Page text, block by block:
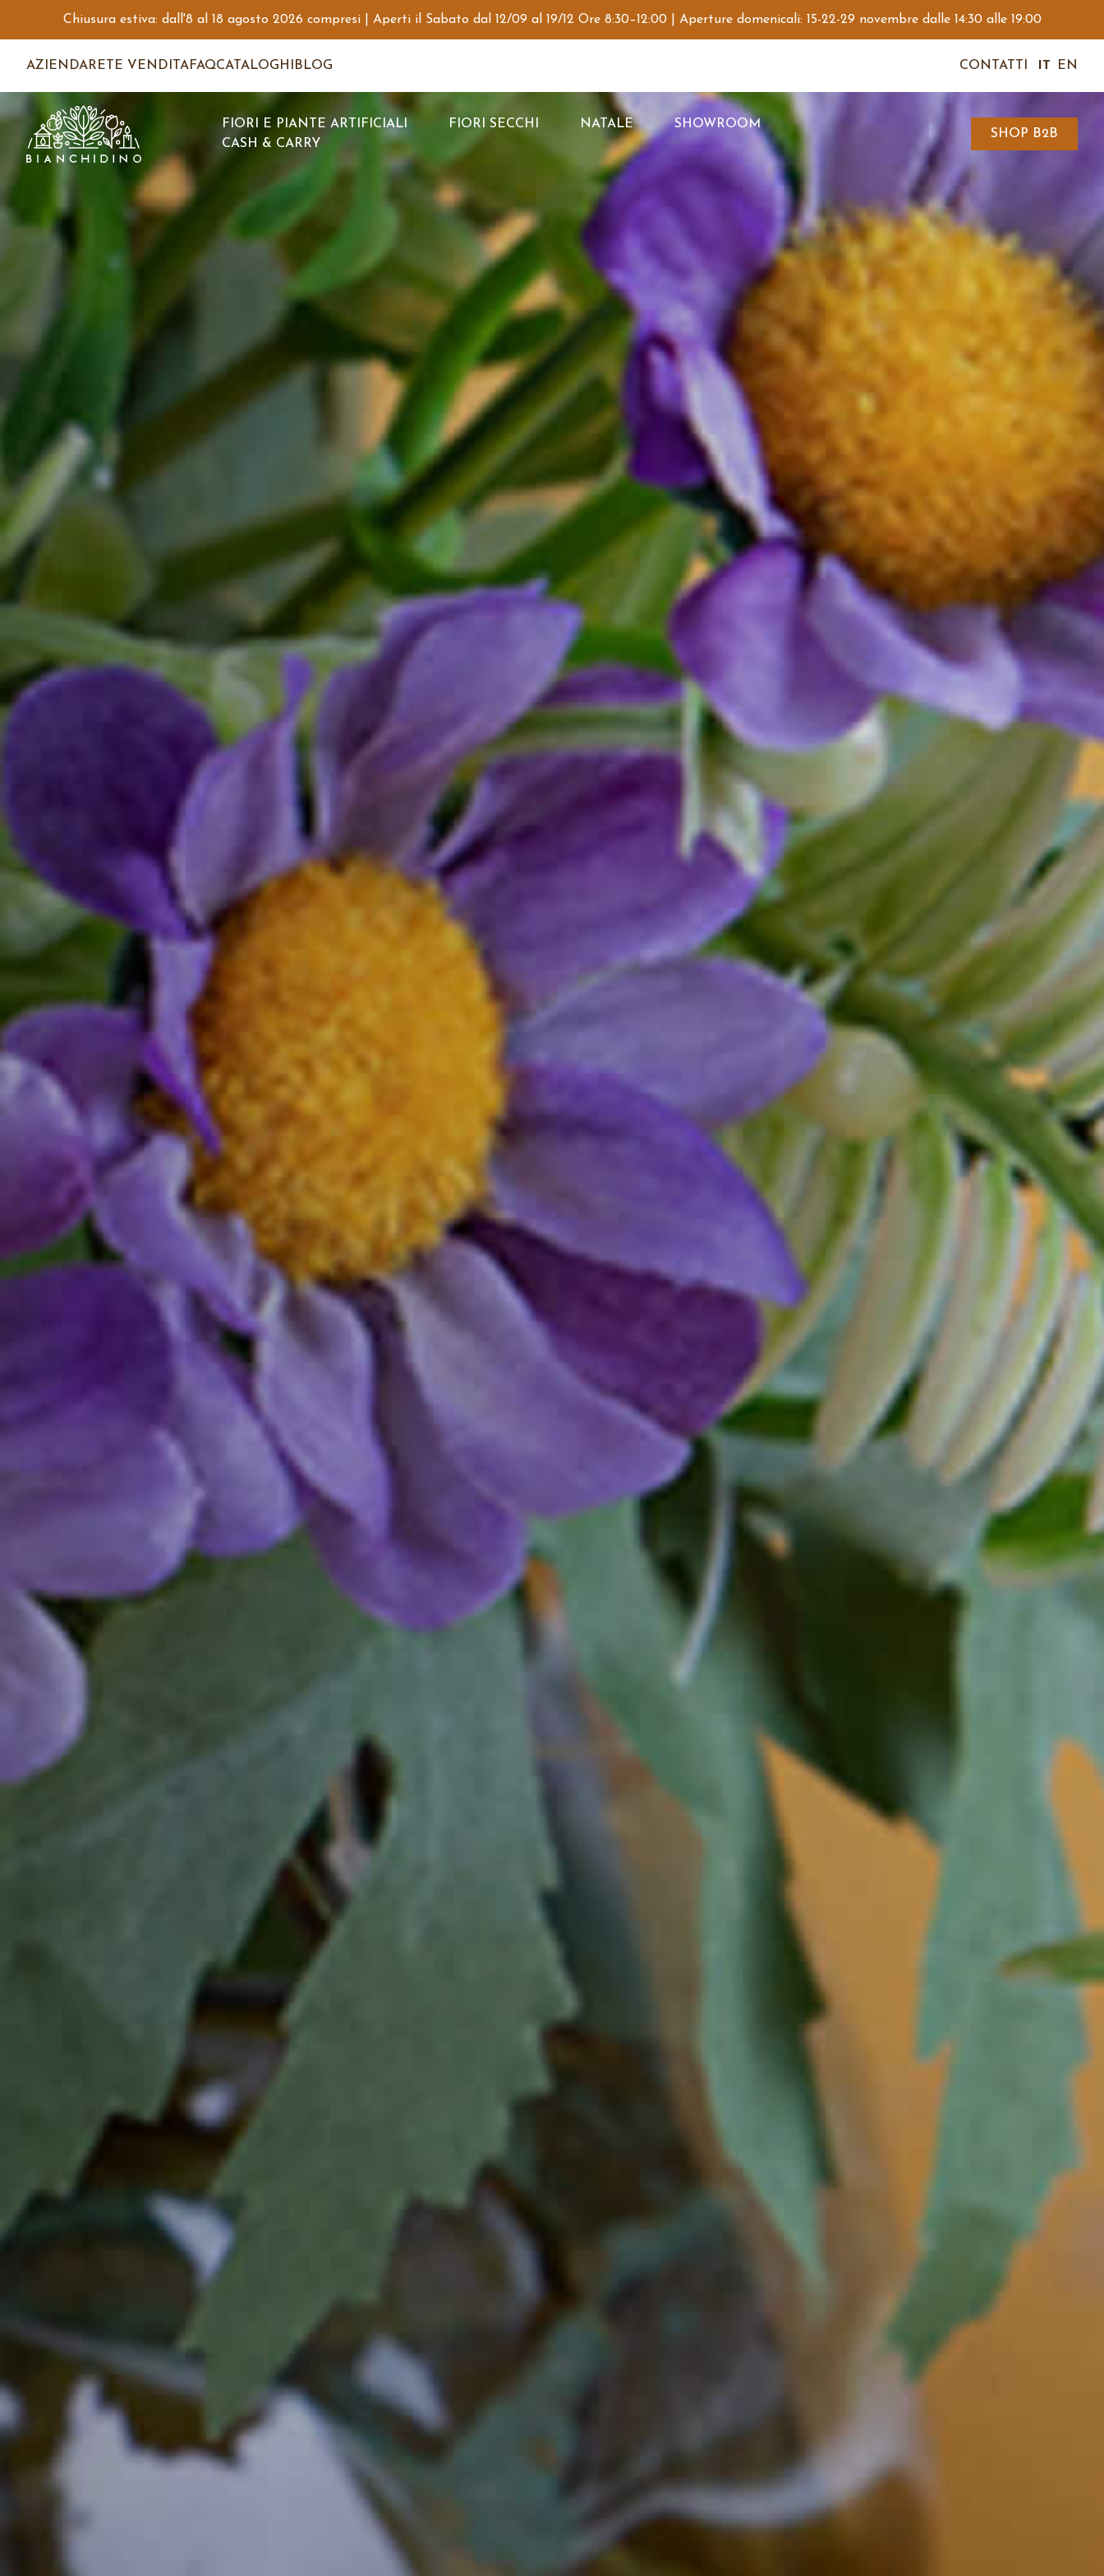
Chiusura estiva: dall'8 al 18 agosto 2026 compresi | Aperti il Sabato dal 12/09 al 19/12 Ore 8:30–12:00 | Aperture domenicali: 15-22-29 novembre dalle 14:30 alle 19:00
AZIENDARETE VENDITAFAQCATALOGHI BLOG CONTATTI IT EN
FIORI E PIANTE ARTIFICIALI FIORI SECCHI NATALE
SHOWROOM
CASH & CARRY
SHOP B2B